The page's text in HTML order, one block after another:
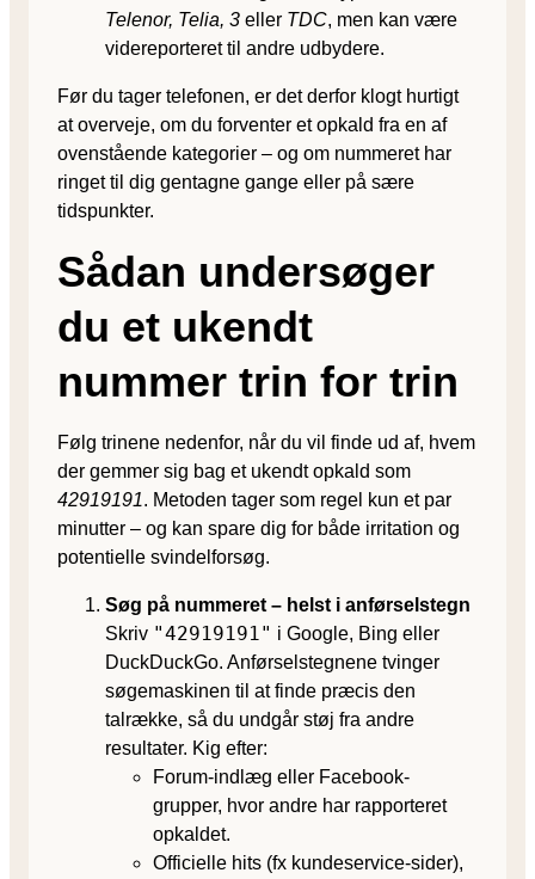
Telenor, Telia, 3 eller TDC, men kan være
videreporteret til andre udbydere.
Før du tager telefonen, er det derfor klogt hurtigt
at overveje, om du forventer et opkald fra en af
ovenstående kategorier – og om nummeret har
ringet til dig gentagne gange eller på sære
tidspunkter.
Sådan undersøger
du et ukendt
nummer trin for trin
Følg trinene nedenfor, når du vil finde ud af, hvem
der gemmer sig bag et ukendt opkald som
42919191. Metoden tager som regel kun et par
minutter – og kan spare dig for både irritation og
potentielle svindelforsøg.
Søg på nummeret – helst i anførselstegn
Skriv "42919191" i Google, Bing eller
DuckDuckGo. Anførselstegnene tvinger
søgemaskinen til at finde præcis den
talrække, så du undgår støj fra andre
resultater. Kig efter:
Forum-indlæg eller Facebook-
grupper, hvor andre har rapporteret
opkaldet.
Officielle hits (fx kundeservice-sider),